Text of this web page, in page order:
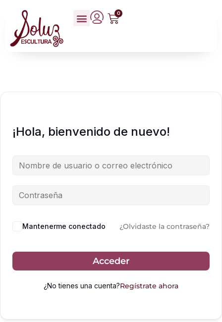
0
¡Hola, bienvenido de nuevo!
Mantenerme conectado ¿Olvidaste la contraseña?
Acceder
¿No tienes una cuenta?Regístrate ahora